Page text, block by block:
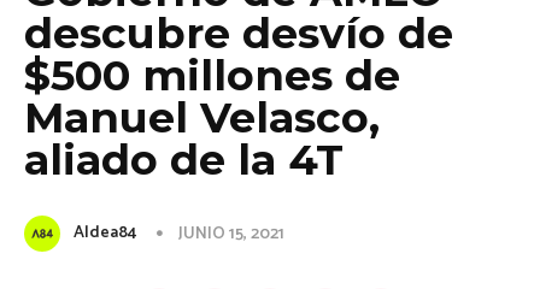
descubre desvío de
$500 millones de
Manuel Velasco,
aliado de la 4T
Aldea84 JUNIO 15, 2021